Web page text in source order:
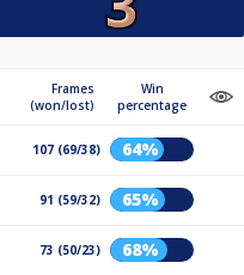
Frames
(won/lost)
Win
percentage
107 (69/38) 64%
91 (59/32) 65%
73 (50/23) 68%